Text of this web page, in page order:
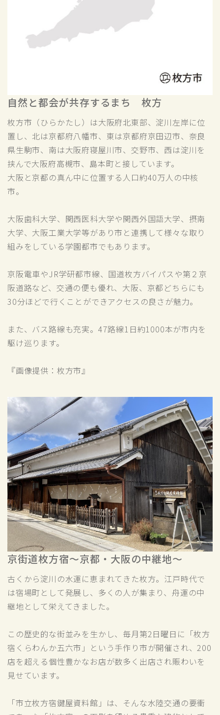
自然と都会が共存するまち 枚方
枚方市（ひらかたし）は大阪府北東部、淀川左岸に位
置し、北は京都府八幡市、東は京都府京田辺市、奈良
県生駒市、南は大阪府寝屋川市、交野市、西は淀川を
挟んで大阪府高槻市、島本町と接しています。
大阪と京都の真ん中に位置する人口約40万人の中核
市。
大阪歯科大学、関西医科大学や関西外国語大学、摂南
大学、大阪工業大学等があり市と連携して様々な取り
組みをしている学園都市でもあります。
京阪電車やJR学研都市線、国道枚方バイパスや第２京
阪道路など、交通の便も優れ、大阪、京都どちらにも
30分ほどで行くことができアクセスの良さが魅力。
また、バス路線も充実。47路線1日約1000本が市内を
駆け巡ります。
『画像提供：枚方市』
京街道枚方宿～京都・大阪の中継地～
古くから淀川の水運に恵まれてきた枚方。江戸時代で
は宿場町として発展し、多くの人が集まり、舟運の中
継地として栄えてきました。
この歴史的な街並みを生かし、毎月第2日曜日に「枚方
宿くらわんか五六市」という手作り市が開催され、200
店を超える個性豊かなお店が数多く出店され賑わいを
見せています。
「市立枚方宿鍵屋資料館」は、そんな水陸交通の要衝